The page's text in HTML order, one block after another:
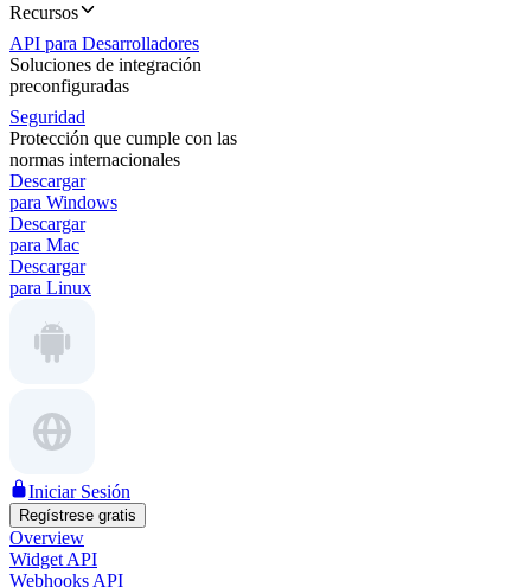
Recursos
API para Desarrolladores
Soluciones de integración
preconfiguradas
Seguridad
Protección que cumple con las
normas internacionales
Descargar
para Windows
Descargar
para Mac
Descargar
para Linux
Iniciar Sesión
Regístrese gratis
Overview
Widget API
Webhooks API